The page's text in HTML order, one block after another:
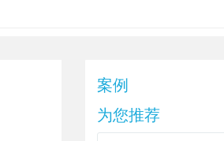
案例
为您推荐